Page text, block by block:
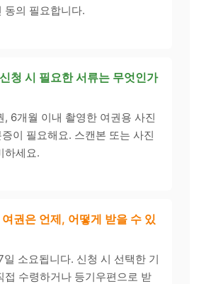
동의 필요합니다.
청 시 필요한 서류는 무엇인가
, 6개월 이내 촬영한 여권용 사진
증이 필요해요. 스캔본 또는 사진
하세요.
권은 언제, 어떻게 받을 수 있
소요됩니다. 신청 시 선택한 기
접 수령하거나 등기우편으로 받